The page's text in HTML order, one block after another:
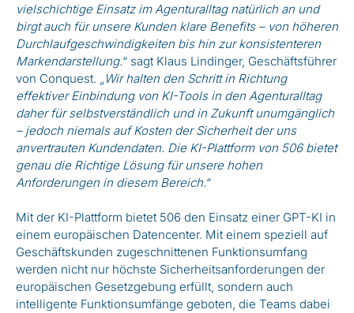
vielschichtige Einsatz im Agenturalltag natürlich an und
birgt auch für unsere Kunden klare Benefits – von höheren
Durchlaufgeschwindigkeiten bis hin zur konsistenteren
Markendarstellung.“ sagt Klaus Lindinger, Geschäftsführer
von Conquest. „Wir halten den Schritt in Richtung
effektiver Einbindung von KI-Tools in den Agenturalltag
daher für selbstverständlich und in Zukunft unumgänglich
– jedoch niemals auf Kosten der Sicherheit der uns
anvertrauten Kundendaten. Die KI-Plattform von 506 bietet
genau die Richtige Lösung für unsere hohen
Anforderungen in diesem Bereich.“
Mit der KI-Plattform bietet 506 den Einsatz einer GPT-KI in
einem europäischen Datencenter. Mit einem speziell auf
Geschäftskunden zugeschnittenen Funktionsumfang
werden nicht nur höchste Sicherheitsanforderungen der
europäischen Gesetzgebung erfüllt, sondern auch
intelligente Funktionsumfänge geboten, die Teams dabei